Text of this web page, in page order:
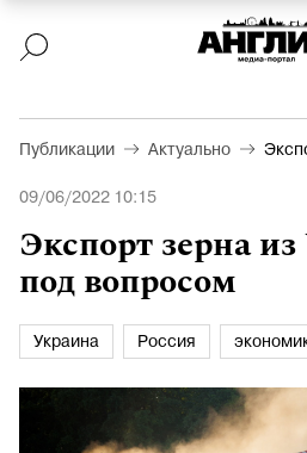
Публикации Актуально
09/06/2022 10:15
Экспорт зерна
под вопросом
Украина Россия